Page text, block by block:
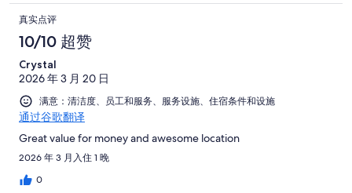
真实点评
10/10 超赞
Crystal
2026 年 3 月 20 日
满意：清洁度、员工和服务、服务设施、住宿条件和设施
通过谷歌翻译
Great value for money and awesome location
2026 年 3 月入住 1 晚
0